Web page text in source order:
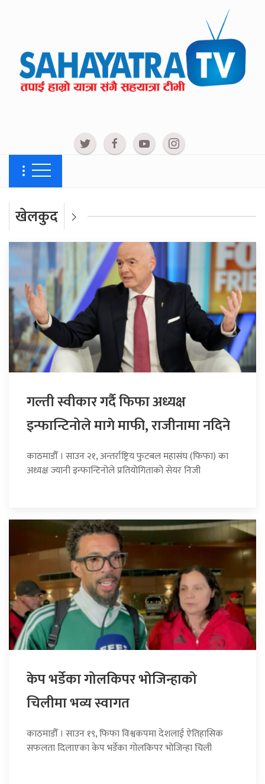
खेलकुद
गल्ती स्वीकार गर्दै फिफा अध्यक्ष
इन्फान्टिनोले मागे माफी, राजीनामा नदिने
काठमाडौँ । साउन २१, अन्तर्राष्ट्रिय फुटबल महासंघ (फिफा) का
अध्यक्ष ज्यानी इन्फान्टिनोले प्रतियोगिताको सेयर निजी
केप भर्डेका गोलकिपर भोजिन्हाको
चिलीमा भव्य स्वागत
काठमाडौँ । साउन १९, फिफा विश्वकपमा देशलाई ऐतिहासिक
सफलता दिलाएका केप भर्डेका गोलकिपर भोजिन्हा चिली